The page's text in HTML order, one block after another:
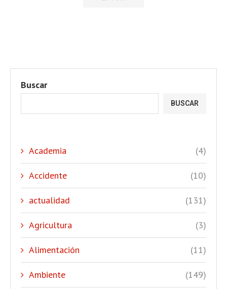
Buscar
BUSCAR
Academia (4)
Accidente (10)
actualidad (131)
Agricultura (3)
Alimentación (11)
Ambiente (149)